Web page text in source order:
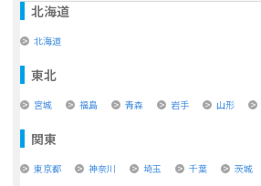
北海道
北海道
東北
宮城 福島 青森 岩手 山形
関東
東京都 神奈川 埼玉 千葉 茨城